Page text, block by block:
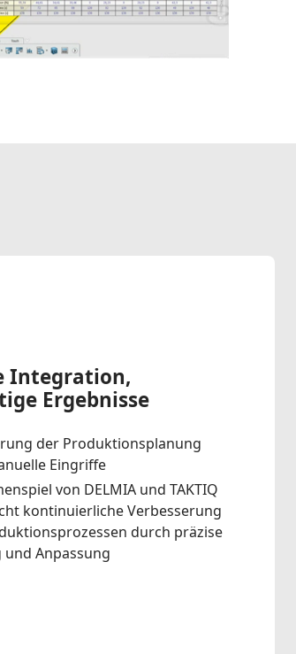
Integration,
Ergebnisse
der Produktionsplanung
Eingriffe
von DELMIA und TAKTIQ
kontinuierliche Verbesserung
durch präzise
und Anpassung